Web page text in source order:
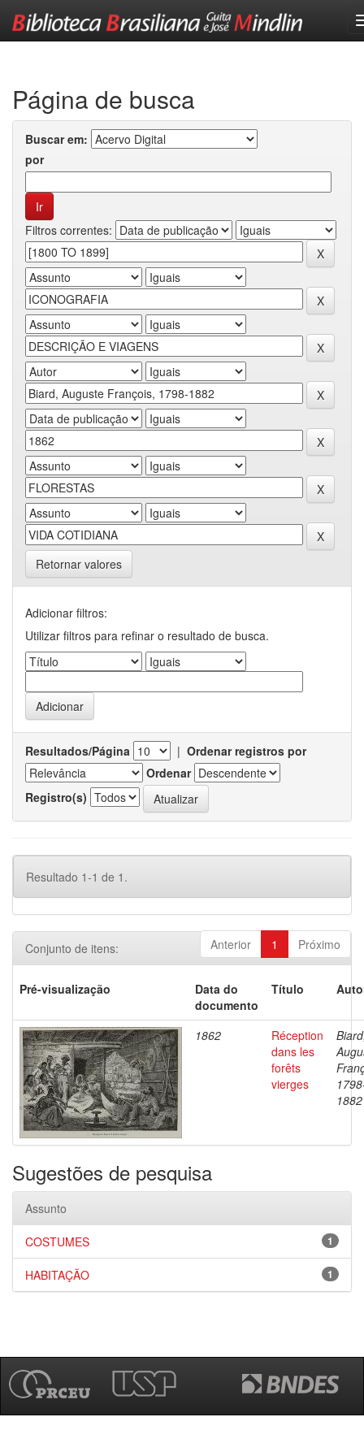
Página de busca
Buscar em:
por
Filtros correntes:
Retornar valores
Adicionar filtros:
Utilizar filtros para refinar o resultado de busca.
Resultados/Página | Ordenar registros por
Ordenar
Registro(s)
Resultado 1-1 de 1.
Anterior 1 Próximo
Conjunto de itens:
Pré-visualização
Data do
documento
Título
1862
Réception
dans les
forêts
vierges
1882
Sugestões de pesquisa
Assunto
1
COSTUMES
1
HABITAÇÃO